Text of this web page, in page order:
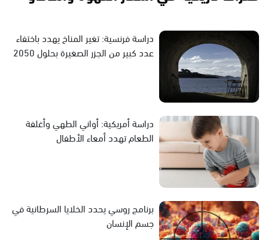
دراسة فرنسية: تغير المناخ يهدد باختفاء
عدد كبير من الجزر الصغيرة بحلول 2050
دراسة أمريكية: أواني الطهي وأغلفة
الطعام تهدد أمعاء الأطفال
برنامج روسي يحدد الخلايا السرطانية في
جسم الإنسان